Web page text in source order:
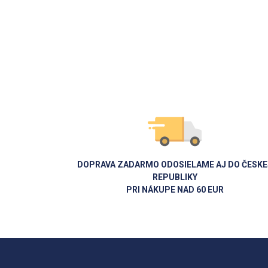
DOPRAVA ZADARMO ODOSIELAME AJ DO
REPUBLIKY
PRI NÁKUPE NAD 60 EUR